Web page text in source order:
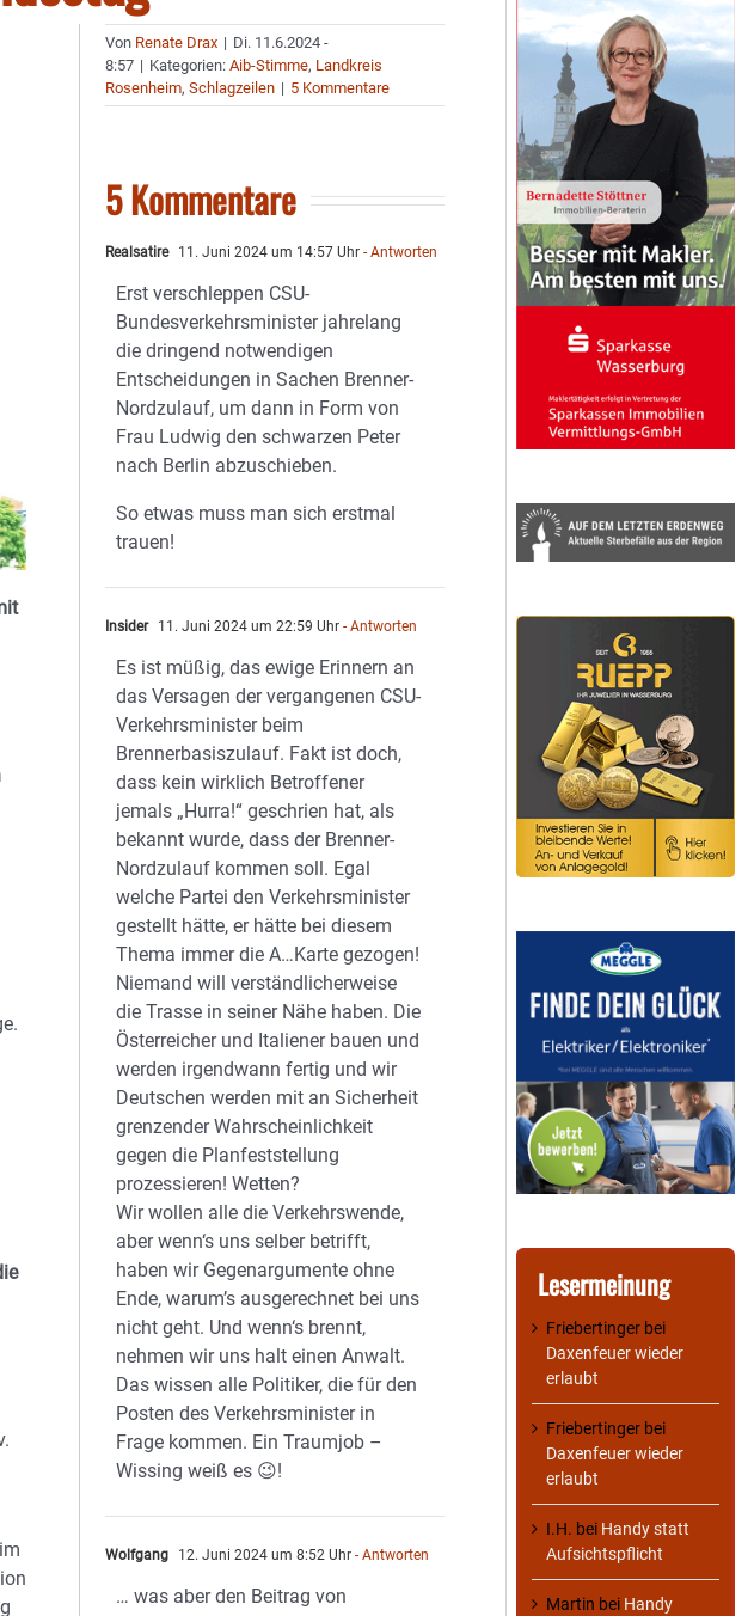
Von Renate Drax | Di. 11.6.2024 -
8:57 | Kategorien:Aib-Stimme, Landkreis
Rosenheim,Schlagzeilen | 5 Kommentare
5 Kommentare
Realsatire 11. Juni 2024 um 14:57 Uhr - Antworten
Erst verschleppen CSU-
Bundesverkehrsminister jahrelang
die dringend notwendigen
Entscheidungen in Sachen Brenner-
Nordzulauf, um dann in Form von
Frau Ludwig den schwarzen Peter
nach Berlin abzuschieben.
So etwas muss man sich erstmal
trauen!
Insider 11. Juni 2024 um 22:59 Uhr - Antworten
Es ist müßig, das ewige Erinnern an
das Versagen der vergangenen CSU-
Verkehrsminister beim
Brennerbasiszulauf. Fakt ist doch,
dass kein wirklich Betroffener
jemals „Hurra!“ geschrien hat, als
bekannt wurde, dass der Brenner-
Nordzulauf kommen soll. Egal
welche Partei den Verkehrsminister
gestellt hätte, er hätte bei diesem
Thema immer die A…Karte gezogen!
Niemand will verständlicherweise
die Trasse in seiner Nähe haben. Die
Österreicher und Italiener bauen und
werden irgendwann fertig und wir
Deutschen werden mit an Sicherheit
grenzender Wahrscheinlichkeit
gegen die Planfeststellung
prozessieren! Wetten?
Wir wollen alle die Verkehrswende,
aber wenn‘s uns selber betrifft,
haben wir Gegenargumente ohne
Ende, warum’s ausgerechnet bei uns
nicht geht. Und wenn‘s brennt,
nehmen wir uns halt einen Anwalt.
Das wissen alle Politiker, die für den
Posten des Verkehrsminister in
Frage kommen. Ein Traumjob –
Wissing weiß es 😉!
Wolfgang 12. Juni 2024 um 8:52 Uhr - Antworten
… was aber den Beitrag von
Lesermeinung
Friebertinger bei
Daxenfeuer wieder
erlaubt
Friebertinger bei
Daxenfeuer wieder
erlaubt
I.H. bei Handy statt
Aufsichtspflicht
Martin bei Handy